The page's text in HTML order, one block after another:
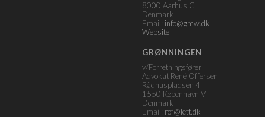
8000 Aarhus C
Denmark
Email: info@gmw.dk
Website
GRØNNINGEN
v/Forretningsfører
Advokat René Offersen
Rådhuspladsen 4
1550 København V
Denmark
Email: rof@lett.dk